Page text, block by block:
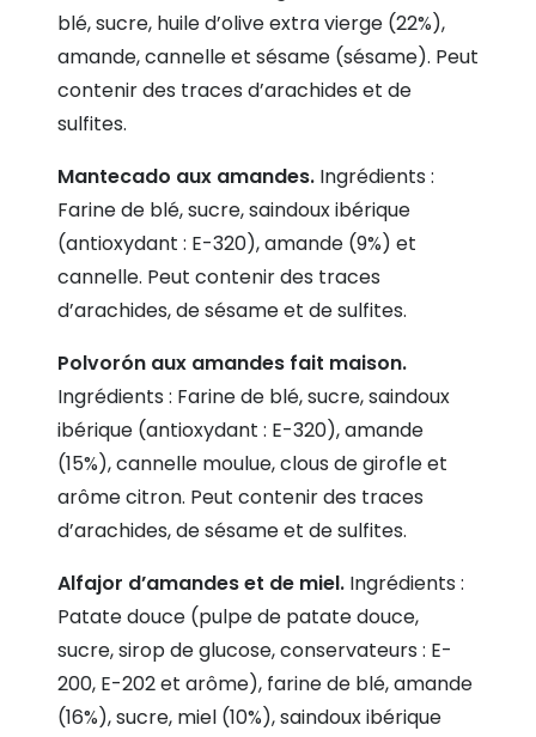
blé, sucre, huile d’olive extra vierge (22%),
amande, cannelle et sésame (sésame). Peut
contenir des traces d’arachides et de
sulfites.
Mantecado aux amandes. Ingrédients :
Farine de blé, sucre, saindoux ibérique
(antioxydant : E-320), amande (9%) et
cannelle. Peut contenir des traces
d’arachides, de sésame et de sulfites.
Polvorón aux amandes fait maison.
Ingrédients : Farine de blé, sucre, saindoux
ibérique (antioxydant : E-320), amande
(15%), cannelle moulue, clous de girofle et
arôme citron. Peut contenir des traces
d’arachides, de sésame et de sulfites.
Alfajor d’amandes et de miel. Ingrédients :
Patate douce (pulpe de patate douce,
sucre, sirop de glucose, conservateurs : E-
200, E-202 et arôme), farine de blé, amande
(16%), sucre, miel (10%), saindoux ibérique